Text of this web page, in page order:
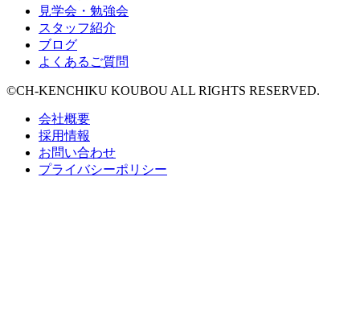
見学会・勉強会
スタッフ紹介
ブログ
よくあるご質問
©CH-KENCHIKU KOUBOU ALL RIGHTS RESERVED.
会社概要
採用情報
お問い合わせ
プライバシーポリシー